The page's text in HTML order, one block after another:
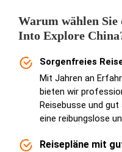
Warum wählen Sie
Into Explore
Sorgenfreies
Mit Jahren an
bieten wir
Reisebusse und
eine reibungslose
Reisepläne mit